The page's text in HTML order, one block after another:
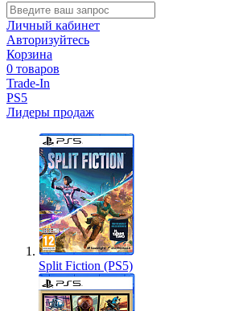
Личный кабинет
Авторизуйтесь
Корзина
0 товаров
Trade-In
PS5
Лидеры продаж
Split Fiction (PS5)